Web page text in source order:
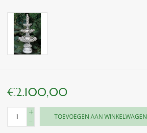
€2.100,00
+
-
TOEVOEGEN AAN WINKELWAGEN